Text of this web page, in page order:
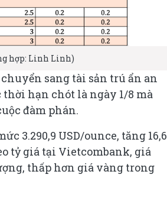
hợp: Linh Linh)
sang tài sản trú ẩn an
hạn chót là ngày 1/8 mà
đàm phán.
3.290,9 USD/ounce, tăng 16,6
tỷ giá tại Vietcombank, giá
thấp hơn giá vàng trong